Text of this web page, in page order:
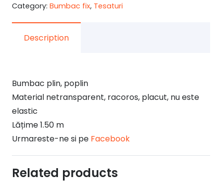
poplin,
imprimat
Category: Bumbac fix, Tesaturi
Description
Bumbac plin, poplin
Material netransparent, racoros, placut, nu este
elastic
Lățime 1.50 m
Urmareste-ne si pe Facebook
Related products